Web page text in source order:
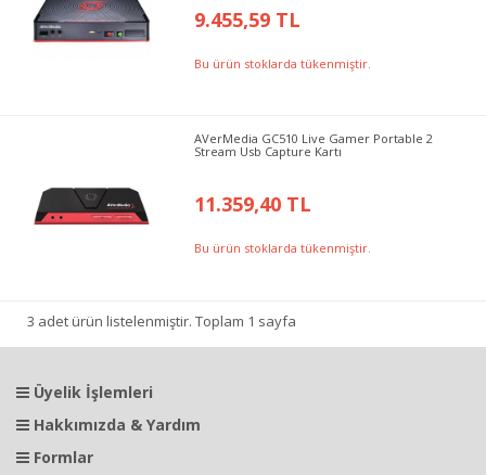
9.455,59 TL
Bu ürün stoklarda tükenmiştir.
AVerMedia GC510 Live Gamer Portable 2
Stream Usb Capture Kartı
11.359,40 TL
Bu ürün stoklarda tükenmiştir.
3 adet ürün listelenmiştir. Toplam 1 sayfa
Üyelik İşlemleri
Hakkımızda & Yardım
Formlar